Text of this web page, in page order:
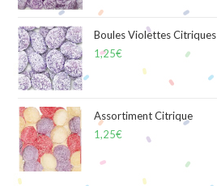
Boules Violettes Citriques
1,25€
Assortiment Citrique
1,25€